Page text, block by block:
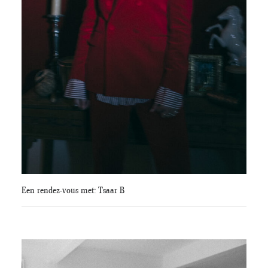
Een rendez-vous met: Tsaar B